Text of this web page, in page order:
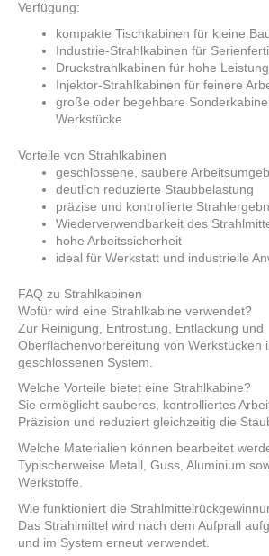
Verfügung:
kompakte Tischkabinen für kleine
Industrie-Strahlkabinen für
Druckstrahlkabinen für hohe Leistung
Injektor-Strahlkabinen für feinere
große oder begehbare
Werkstücke
Vorteile von Strahlkabinen
geschlossene, saubere
deutlich reduzierte Staubbelastung
präzise und kontrollierte
Wiederverwendbarkeit des
hohe Arbeitssicherheit
ideal für Werkstatt und industrielle
FAQ zu Strahlkabinen
Wofür wird eine Strahlkabine verwendet?
Zur Reinigung, Entrostung, Entlackung und
Oberflächenvorbereitung von Werkstücken
geschlossenen System.
Welche Vorteile bietet eine Strahlkabine?
Sie ermöglicht sauberes, kontrolliertes
Präzision und reduziert gleichzeitig die
Welche Materialien können bearbeitet
Typischerweise Metall, Guss, Aluminium
Werkstoffe.
Wie funktioniert die
Das Strahlmittel wird nach dem Aufprall
und im System erneut verwendet.